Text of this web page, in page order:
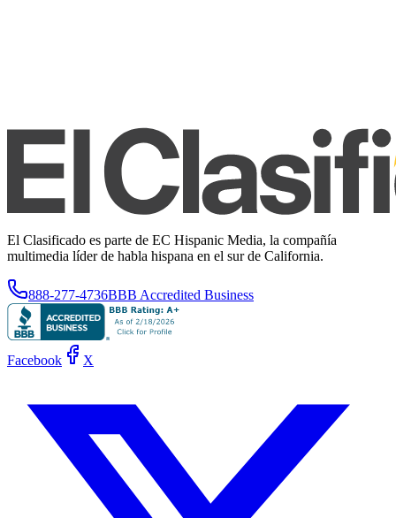
El Clasificado es parte de EC Hispanic Media, la compañía
multimedia líder de habla hispana en el sur de California.
888-277-4736BBB Accredited Business
Facebook X